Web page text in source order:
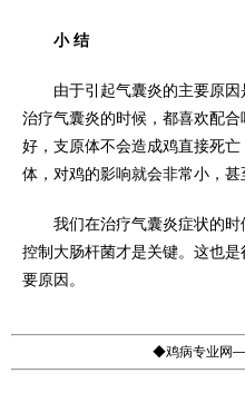
小 结
由于引起气囊炎的主要原因
治疗气囊炎的时候，都喜欢配
好，支原体不会造成鸡直接死
体，对鸡的影响就会非常小，甚
我们在治疗气囊炎症状的时
控制大肠杆菌才是关键。这也
要原因。
◆鸡病专业网